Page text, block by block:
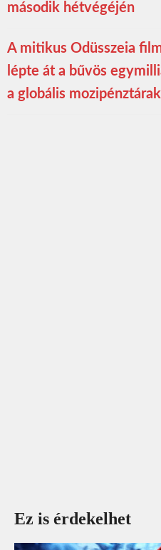
második hétvégéjén
A mitikus Odüsszeia
lépte át a bűvös
a globális
Ez is érdekelhet